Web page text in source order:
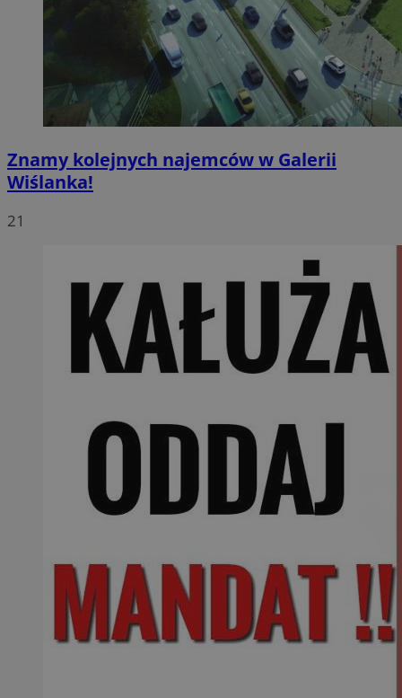
Znamy kolejnych najemców w Galerii
Wiślanka!
21